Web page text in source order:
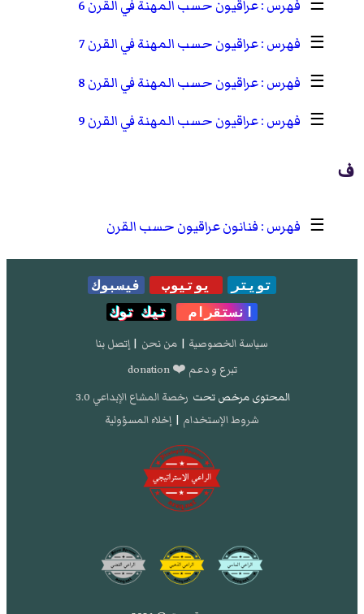
☰
عراقيون حسب المهنة في القرن 6
☰
عراقيون حسب المهنة في القرن 7
☰
عراقيون حسب المهنة في القرن 8
☰
عراقيون حسب المهنة في القرن 9
ف
☰ فنانون عراقيون حسب القرن
تويتر يوتيوب
فيسبوك
انستقرام
تيك توك
سياسة الخصوصية | من نحن | إتصل بنا
تبرع و دعم ❤️ donation
المحتوى مرخص تحت رخصة المشاع الإبداعي 3.0
شروط الإستخدام | إخلاء المسؤولية